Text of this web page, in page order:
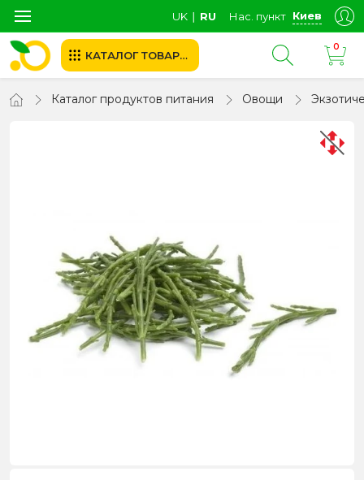
UK ∣ RU Нас. пункт Киев
КАТАЛОГ ТОВАРОВ
0
Каталог продуктов питания Овощи